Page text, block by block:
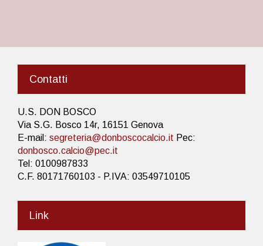
Contatti
U.S. DON BOSCO
Via S.G. Bosco 14r, 16151 Genova
E-mail: segreteria@donboscocalcio.it Pec:
donbosco.calcio@pec.it
Tel: 0100987833
C.F. 80171760103 - P.IVA: 03549710105
Link